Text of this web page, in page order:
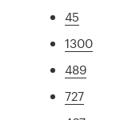
45
1300
489
727